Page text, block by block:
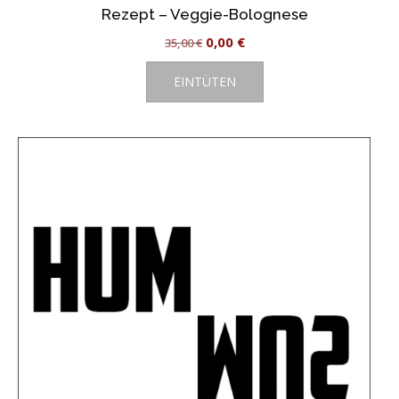
Rezept – Veggie-Bolognese
35,00€ Ursprünglicher
Preis
war:
0,00 €Aktueller
Preis
EINTÜTEN